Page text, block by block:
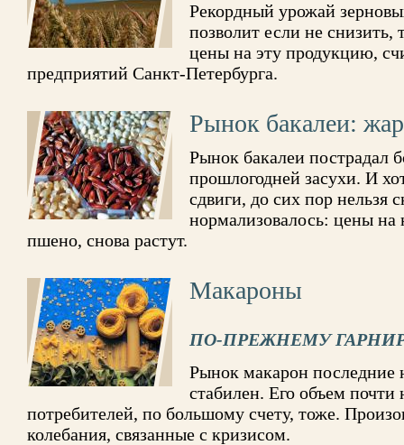
Рекордный урожай
позволит если не снизить,
цены на эту продукцию,
предприятий Санкт-Петербурга.
Рынок бакалеи:
Рынок бакалеи пострадал
прошлогодней засухи. И
сдвиги, до сих пор нельзя
нормализовалось: цены на
пшено, снова растут.
Макароны
ПО-ПРЕЖНЕМУ
Рынок макарон последние
стабилен. Его объем
потребителей, по большому счету, тоже.
колебания, связанные с кризисом.